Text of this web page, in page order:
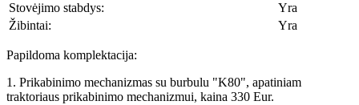
Stovėjimo stabdys:
Yra
Žibintai:
Yra
Papildoma komplektacija:
1. Prikabinimo mechanizmas su burbulu "K80", apatiniam
traktoriaus prikabinimo mechanizmui, kaina 330 Eur.